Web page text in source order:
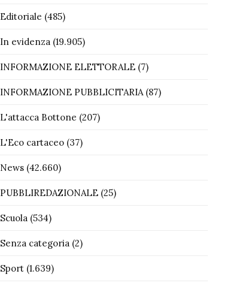
Editoriale (485)
In evidenza(19.905)
INFORMAZIONE ELETTORALE(7)
INFORMAZIONE PUBBLICITARIA(87)
L'attacca Bottone (207)
L'Eco cartaceo(37)
News(42.660)
PUBBLIREDAZIONALE(25)
Scuola(534)
Senza categoria(2)
Sport(1.639)